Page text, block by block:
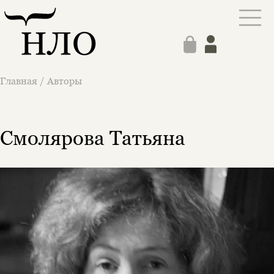
Главная / Авторы
Смолярова Татьяна